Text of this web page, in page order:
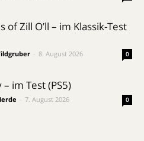
of Zill O’ll – im Klassik-Test
8. August 2026 0
im Test (PS5)
7. August 2026 0